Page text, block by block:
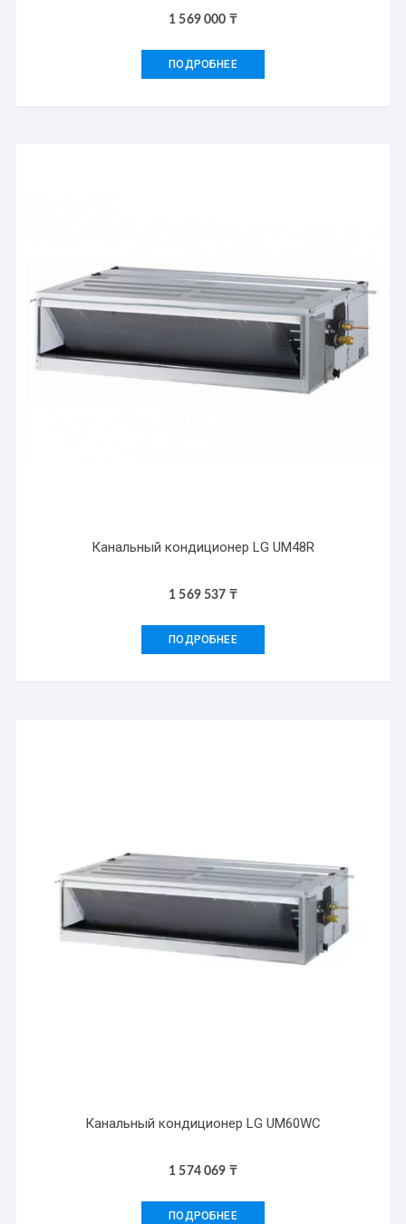
1 569 000 ₸
ПОДРОБНЕЕ
Канальный кондиционер LG UM48R
1 569 537 ₸
ПОДРОБНЕЕ
Канальный кондиционер LG UM60WC
1 574 069 ₸
ПОДРОБНЕЕ